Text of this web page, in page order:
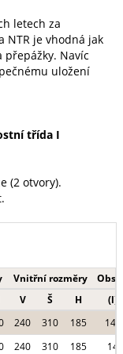
letech za
NTR je vhodná jak
Navíc
uložení
třída I
(2 otvory).
Vnitřní rozměry
V Š H
(l)
240 310 185
14 l
240 310 185
14